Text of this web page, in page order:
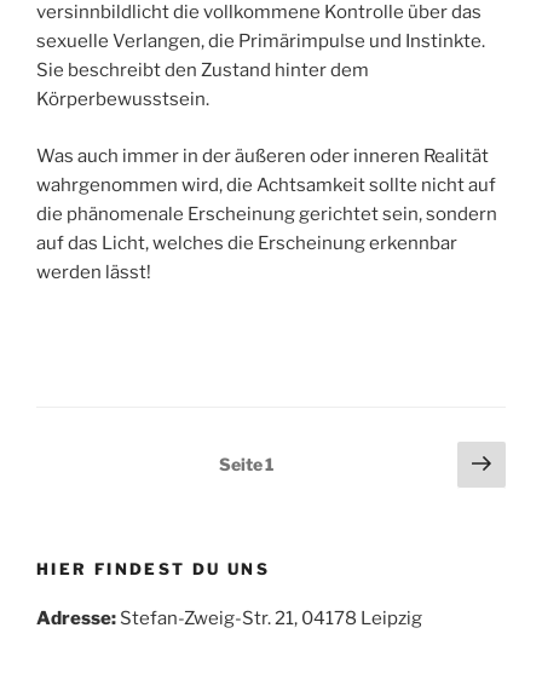
versinnbildlicht die vollkommene Kontrolle über das
sexuelle Verlangen, die Primärimpulse und Instinkte.
Sie beschreibt den Zustand hinter dem
Körperbewusstsein.
Was auch immer in der äußeren oder inneren Realität
wahrgenommen wird, die Achtsamkeit sollte nicht auf
die phänomenale Erscheinung gerichtet sein, sondern
auf das Licht, welches die Erscheinung erkennbar
werden lässt!
Seitennummerierung
Seite1
HIER FINDEST DU UNS
Adresse: Stefan-Zweig-Str. 21, 04178 Leipzig